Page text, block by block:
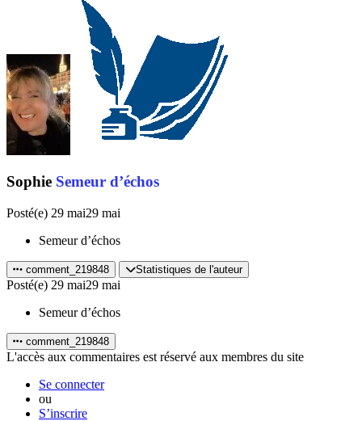
Sophie Semeur d’échos
Posté(e) 29 mai29 mai
Semeur d’échos
comment_219848 Statistiques de l'auteur
Posté(e) 29 mai29 mai
Semeur d’échos
comment_219848
L'accès aux commentaires est réservé aux membres du site
Se connecter
ou
S’inscrire